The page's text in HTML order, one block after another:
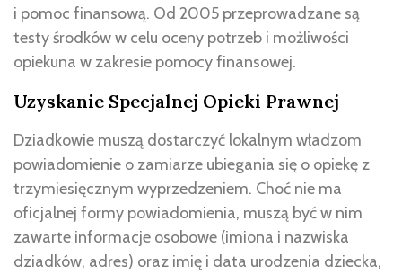
i pomoc finansową. Od 2005 przeprowadzane są
testy środków w celu oceny potrzeb i możliwości
opiekuna w zakresie pomocy finansowej.
Uzyskanie Specjalnej Opieki Prawnej
Dziadkowie muszą dostarczyć lokalnym władzom
powiadomienie o zamiarze ubiegania się o opiekę z
trzymiesięcznym wyprzedzeniem. Choć nie ma
oficjalnej formy powiadomienia, muszą być w nim
zawarte informacje osobowe (imiona i nazwiska
dziadków, adres) oraz imię i data urodzenia dziecka,